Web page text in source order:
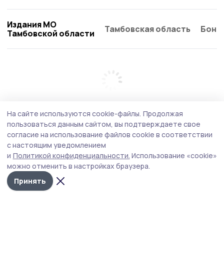
Издания МО
Тамбовской области
Тамбовская область
На сайте используются cookie-файлы. Продолжая
пользоваться данным сайтом, вы подтверждаете свое
согласие на использование файлов cookie в соответствии
с настоящим уведомлением
и Политикой конфиденциальности. Использование «cookie»
можно отменить в настройках браузера.
Принять